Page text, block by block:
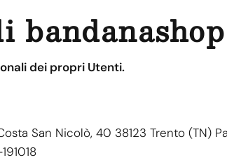
dei propri Utenti.
San Nicolò, 40 38123 Trento (TN)